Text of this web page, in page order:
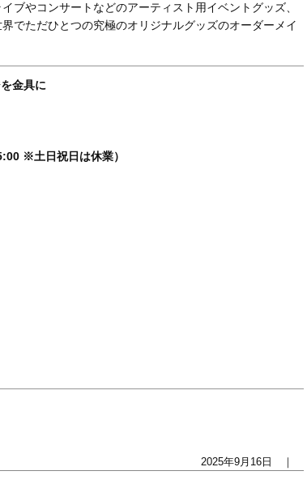
ブやコンサートなどのアーティスト用イベントグッズ、
でただひとつの究極のオリジナルグッズのオーダーメイ
金具に
※土日祝日は休業）
2025年9月16日 ｜